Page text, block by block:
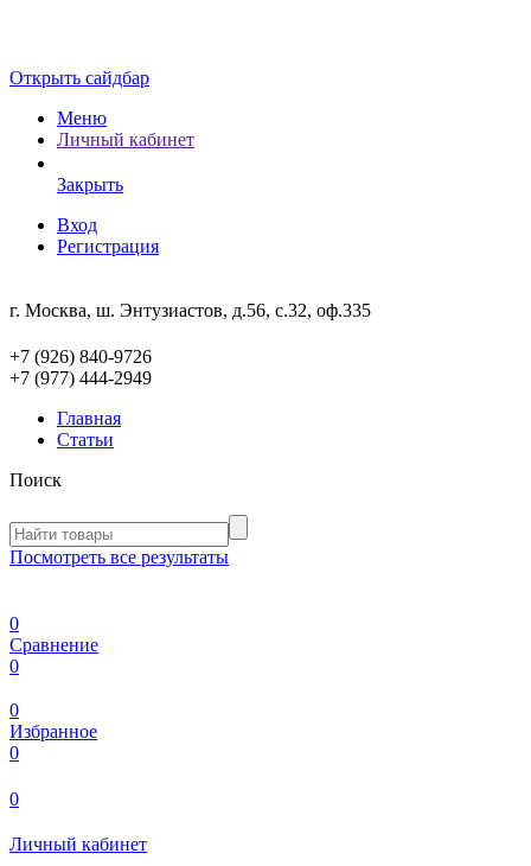
Открыть сайдбар
Меню
Личный кабинет
Закрыть
Вход
Регистрация
г. Москва, ш. Энтузиастов, д.56, с.32, оф.335
+7 (926) 840-9726
+7 (977) 444-2949
Главная
Статьи
Поиск
Посмотреть все результаты
0
Сравнение
0
0
Избранное
0
0
Личный кабинет